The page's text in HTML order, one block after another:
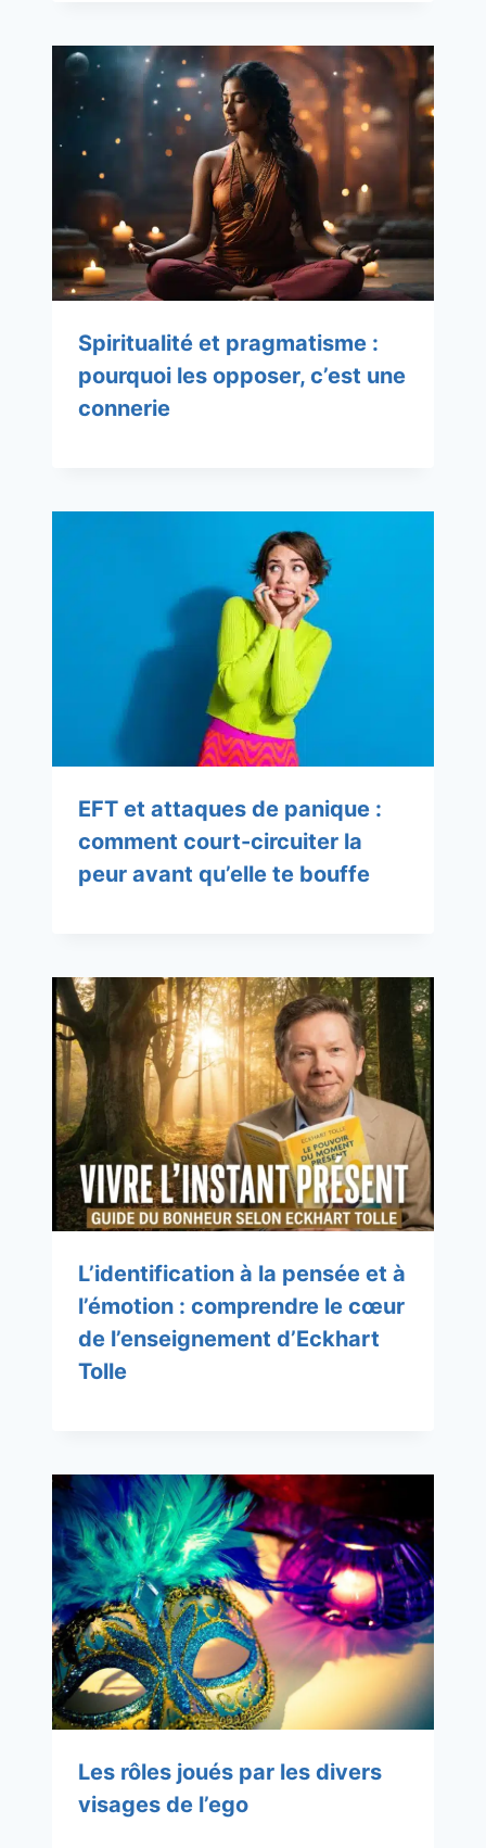
Spiritualité et pragmatisme :
pourquoi les opposer, c’est une
connerie
EFT et attaques de panique :
comment court-circuiter la
peur avant qu’elle te bouffe
L’identification à la pensée et à
l’émotion : comprendre le cœur
de l’enseignement d’Eckhart
Tolle
Les rôles joués par les divers
visages de l’ego